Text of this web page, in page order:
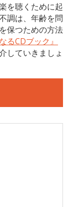
を聴くために起
調は、年齢を問
保つための方法
るCDブック』
していきましょ